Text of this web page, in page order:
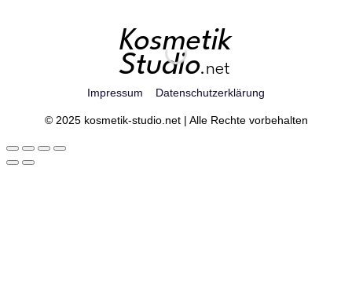
Impressum Datenschutzerklärung
© 2025 kosmetik-studio.net | Alle Rechte vorbehalten